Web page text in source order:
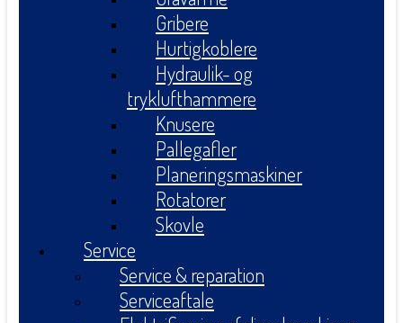
Gribere
Hurtigkoblere
Hydraulik- og
tryklufthammere
Knusere
Pallegafler
Planeringsmaskiner
Rotatorer
Skovle
Service
Service & reparation
Serviceaftale